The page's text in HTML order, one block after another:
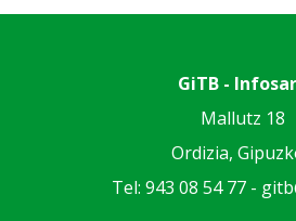
GiTB -
Mallutz 18
Ordizia,
Tel: 943 08 54 77 -